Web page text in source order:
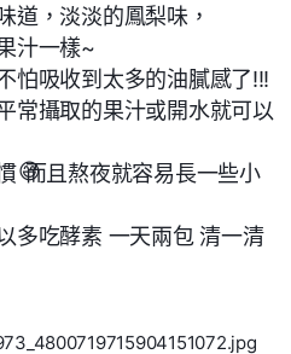
道，淡淡的鳳梨味，
汁一樣~
怕吸收到太多的油膩感了!!!
常攝取的果汁或開水就可以
😄
而且熬夜就容易長一些小
多吃酵素 一天兩包 清一清